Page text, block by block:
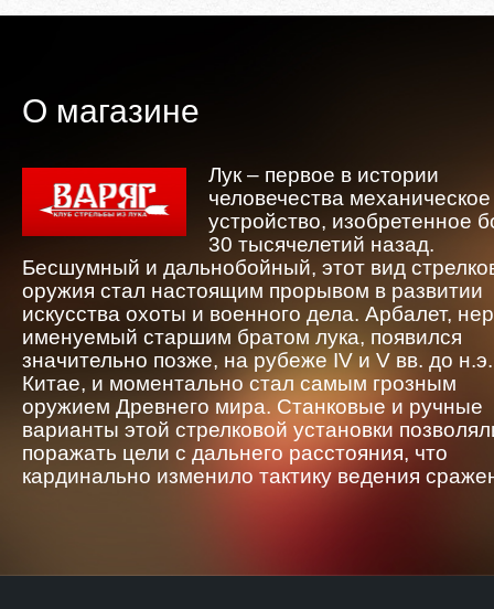
О магазине
Лук – первое в истории
человечества механическое
устройство, изобретенное
30 тысячелетий назад.
Бесшумный и дальнобойный, этот вид
оружия стал настоящим прорывом в развитии
искусства охоты и военного дела. Арбалет,
именуемый старшим братом лука, появился
значительно позже, на рубеже IV и V вв. до
Китае, и моментально стал самым грозным
оружием Древнего мира. Станковые и ручные
варианты этой стрелковой установки
поражать цели с дальнего расстояния, что
кардинально изменило тактику ведения